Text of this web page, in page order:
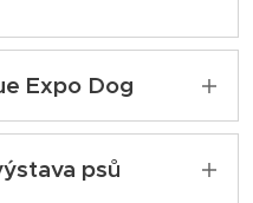
Nejlepší mladá
Šimek
Expo Dog
2xBOJ
psů